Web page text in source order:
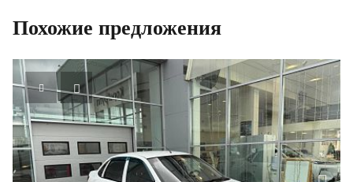
Похожие предложения